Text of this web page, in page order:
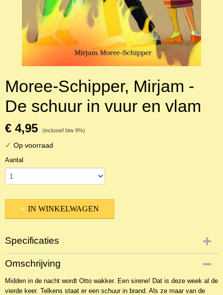
Moree-Schipper, Mirjam -
De schuur in vuur en vlam
€ 4,95 (inclusief btw 9%)
✓ Op voorraad
Aantal
IN WINKELWAGEN
Specificaties
Productcode
NBKJ-21215
EAN code
9789059523135
Omschrijving
Midden in de nacht wordt Otto wakker. Een sirene! Dat is deze week al de
vierde keer. Telkens staat er een schuur in brand. Als ze maar van de